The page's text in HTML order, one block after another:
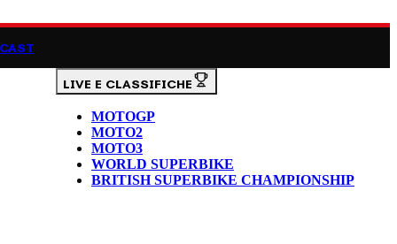
LIVE E CLASSIFICHE
MOTOGP
MOTO2
MOTO3
WORLD SUPERBIKE
BRITISH SUPERBIKE CHAMPIONSHIP